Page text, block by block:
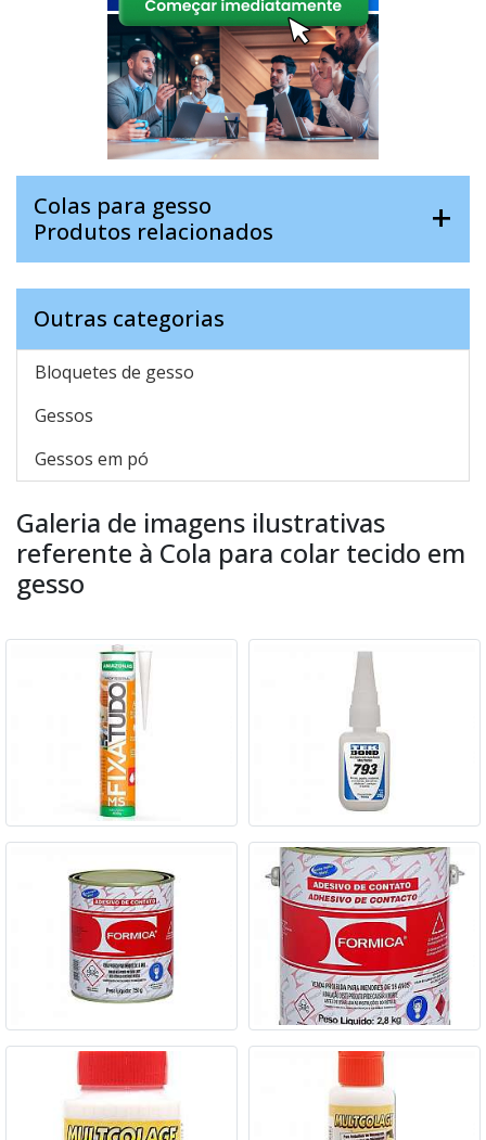
Colas para gesso
Produtos relacionados
Outras categorias
Bloquetes de gesso
Gessos
Gessos em pó
Galeria de imagens ilustrativas
referente à Cola para colar tecido em
gesso